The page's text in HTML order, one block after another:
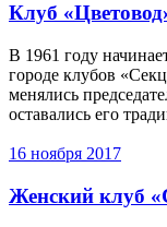
Клуб
В 1961 году
городе клубов
менялись
оставались его
16 ноября 2017
Женский клуб